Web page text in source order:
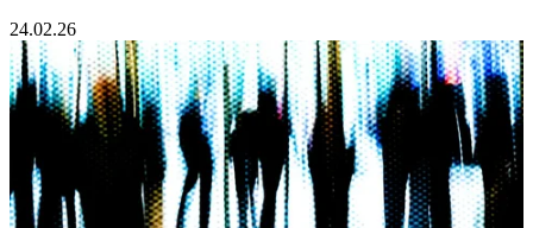
24.02.26